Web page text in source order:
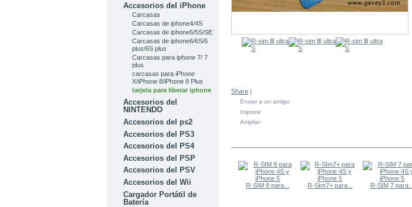
Accesorios del iPhone
Carcasas
Carcasas de iphone4/4S
Carcasas de iphone5/5S/SE
Carcasas de iphone6/6S/6
plus/6S plus
Carcasas para iphone 7/ 7
plus
carcasas para iPhone
X/iPhone 8/iPhone 8 Plus
tarjeta para liberar iphone
Accesorios del
NINTENDO
Accesorios del ps2
Accesorios del PS3
Accesorios del PS4
Accesorios del PSP
Accesorios del PSV
Accesorios del Wii
Cargador Portátil de
Batería
Share |
Enviar a un amigo
Imprimir
Ampliar
R-SIM 8 para... R-SIm7+ para... R-SIM 7 para...